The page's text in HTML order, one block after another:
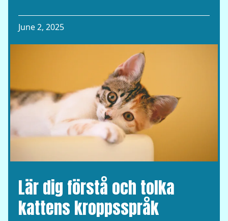
June 2, 2025
Lär dig förstå och tolka
kattens kroppsspråk